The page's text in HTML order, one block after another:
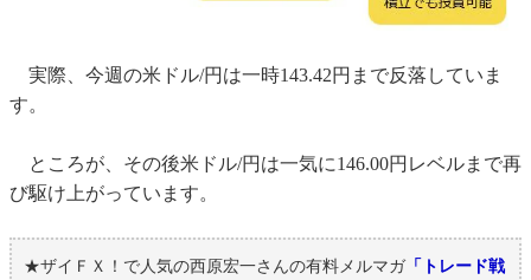
実際、今週の米ドル/円は一時143.42円まで反落していま
す。
ところが、その後米ドル/円は一気に146.00円レベルまで再
び駆け上がっています。
★ザイＦＸ！で人気の西原宏一さんの有料メルマガ「トレード戦